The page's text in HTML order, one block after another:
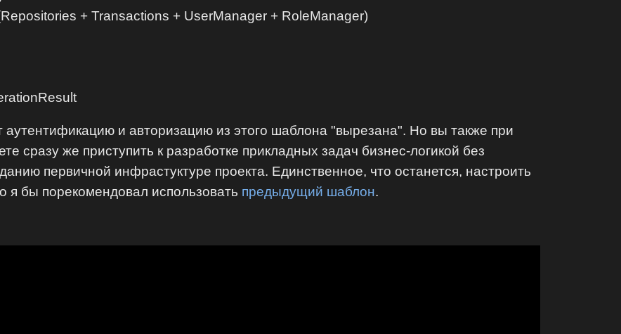
+ Transactions + UserManager + RoleManager)
аутентификацию и авторизацию из этого шаблона "вырезана". Но вы также при
сразу же приступить к разработке прикладных задач бизнес-логикой без
первичной инфрастуктуре проекта. Единственное, что останется, настроить
я бы порекомендовал использовать предыдущий шаблон.